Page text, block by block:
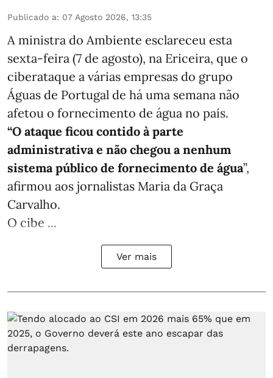
Publicado a: 07 Agosto 2026, 13:35
A ministra do Ambiente esclareceu esta
sexta-feira (7 de agosto), na Ericeira, que o
ciberataque a várias empresas do grupo
Águas de Portugal de há uma semana não
afetou o fornecimento de água no país.
“O ataque ficou contido à parte
administrativa e não chegou a nenhum
sistema público de fornecimento de água”,
afirmou aos jornalistas Maria da Graça
Carvalho.
O cibe ...
Ver mais